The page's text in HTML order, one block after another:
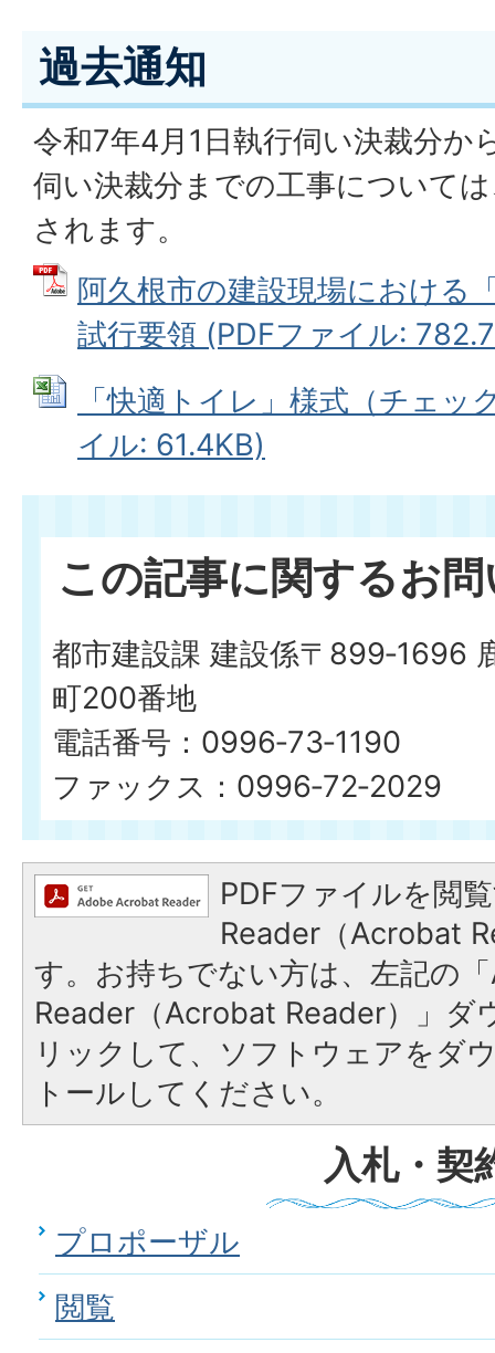
過去通知
令和7年4月1日執行伺い決裁分か
伺い決裁分までの工事について
されます。
阿久根市の建設現場における
試行要領 (PDFファイル:
「快適トイレ」様式（チェッ
イル: 61.4KB)
この記事に関するお
都市建設課 建設係〒899‐1696
町200番地
電話番号：0996‐73‐1190
ファックス：0996‐72‐2029
PDFファイルを閲
Reader（Acrobat
す。お持ちでない方は、左記の
Reader（Acrobat Reader）」ダ
リックして、ソフトウェアをダ
トールしてください。
入札・契
プロポーザル
閲覧